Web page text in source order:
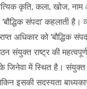
कृति, कला, खोज,
संपदा’ कहलाती
अधिकार को ‘बौद्धिक
संयुक्त राष्ट्र की
जिनेवा में स्थित है।
इसकी सदस्यता